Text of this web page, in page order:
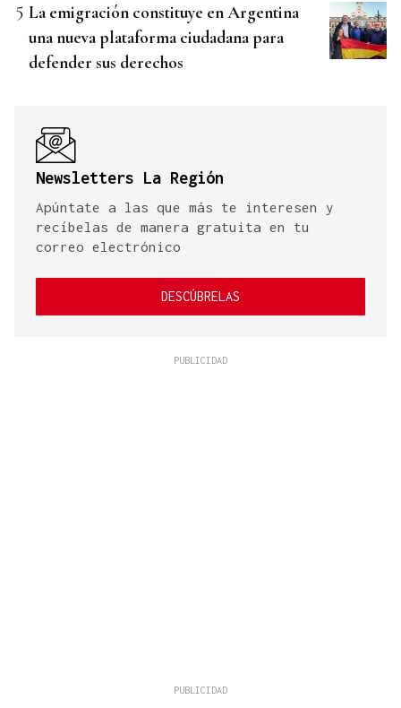
La emigración constituye en Argentina
una nueva plataforma ciudadana para
defender sus derechos
Newsletters La Región
Apúntate a las que más te interesen y
recíbelas de manera gratuita en tu
correo electrónico
DESCÚBRELAS